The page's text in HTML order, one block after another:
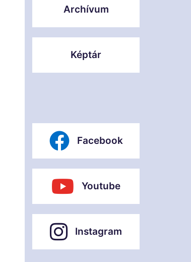
Archívum
Képtár
Facebook
Youtube
Instagram